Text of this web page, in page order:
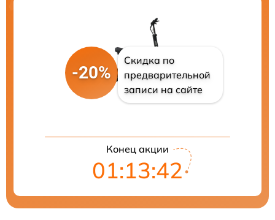
-20%
Скидка по
предварительной
записи на сайте
Конец акции
01:13:41